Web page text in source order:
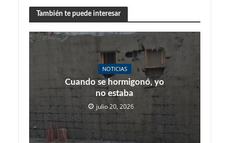
También te puede interesar
NOTICIAS
Cuando se hormigonó, yo
no estaba
julio 20, 2026